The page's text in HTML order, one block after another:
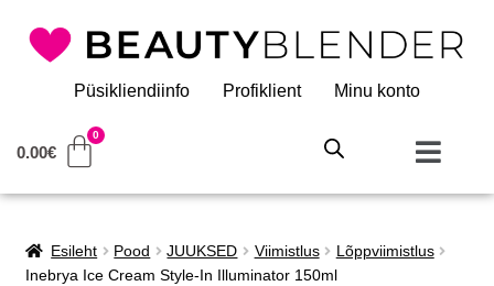
Püsikliendiinfo Profiklient Minu konto
0.00€
Esileht Pood JUUKSED Viimistlus
Lõppviimistlus
Inebrya Ice Cream Style-In Illuminator 150ml